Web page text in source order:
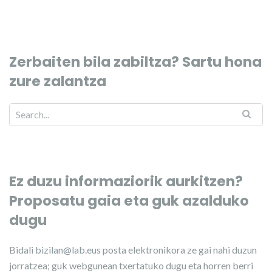
Zerbaiten bila zabiltza? Sartu hona
zure zalantza
Ez duzu informaziorik aurkitzen?
Proposatu gaia eta guk azalduko
dugu
Bidali bizilan@lab.eus posta elektronikora ze gai nahi duzun
jorratzea; guk webgunean txertatuko dugu eta horren berri